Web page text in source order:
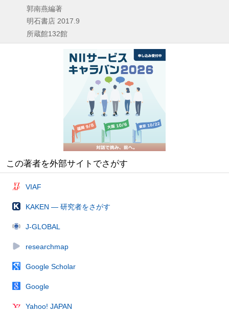
郭南燕編著
明石書店 2017.9
所蔵館132館
この著者を外部サイトでさがす
VIAF
KAKEN — 研究者をさがす
J-GLOBAL
researchmap
Google Scholar
Google
Yahoo! JAPAN